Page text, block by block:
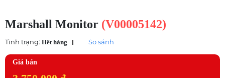
Marshall Monitor (V00005142)
Tình trạng: Hết hàng So sánh
Giá bán